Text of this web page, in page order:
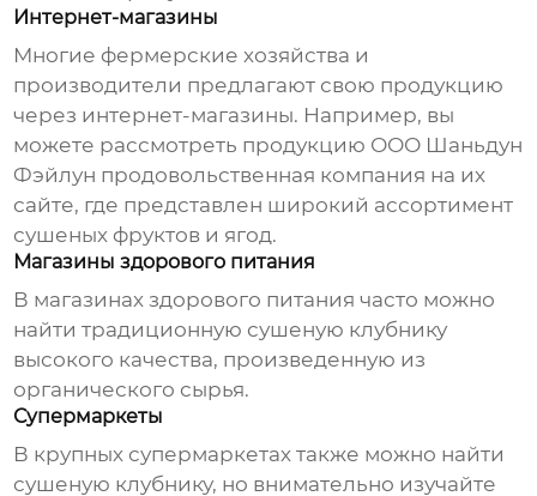
Интернет-магазины
Многие фермерские хозяйства и
производители предлагают свою продукцию
через интернет-магазины. Например, вы
можете рассмотреть продукцию ООО Шаньдун
Фэйлун продовольственная компания на их
сайте, где представлен широкий ассортимент
сушеных фруктов и ягод.
Магазины здорового питания
В магазинах здорового питания часто можно
найтитрадиционную сушеную клубнику
высокого качества, произведенную из
органического сырья.
Супермаркеты
В крупных супермаркетах также можно найти
сушеную клубнику, но внимательно изучайте